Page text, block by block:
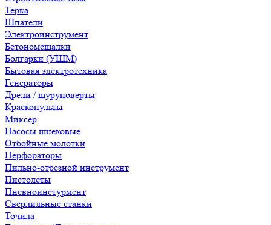
Терка
Шпатели
Электроинструмент
Бетономешалки
Болгарки (УШМ)
Бытовая электротехника
Генераторы
Дрели / шуруповерты
Краскопульты
Миксер
Насосы шнековые
Отбойные молотки
Перфораторы
Пильно-отрезной инструмент
Пистолеты
Пневноинстурмент
Сверлильные станки
Точила